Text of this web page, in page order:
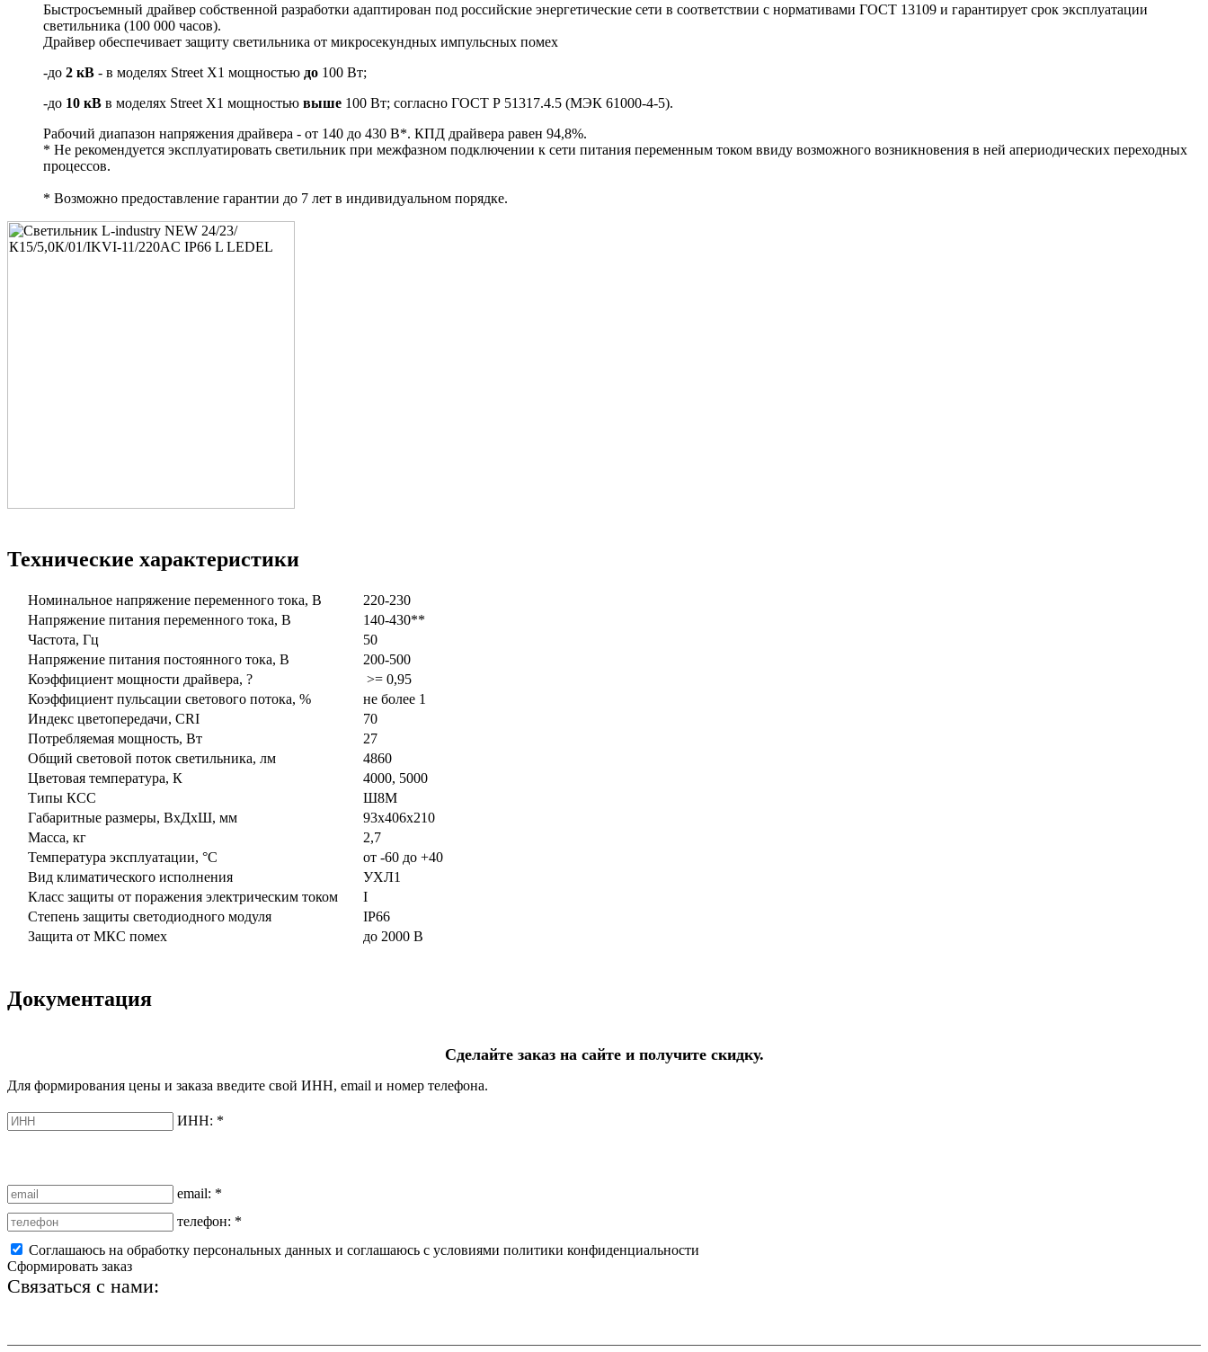
Быстросъемный драйвер собственной разработки адаптирован под российские энергетические сети в соответствии с нормативами ГОСТ 13109 и гарантирует срок эксплуатации
светильника (100 000 часов).
Драйвер обеспечивает защиту светильника от микросекундных импульсных помех
-до 2 кВ - в моделях Street X1 мощностью до 100 Вт;
-до 10 кВ в моделях Street X1 мощностью выше 100 Вт; согласно ГОСТ Р 51317.4.5 (МЭК 61000-4-5).
Рабочий диапазон напряжения драйвера - от 140 до 430 В*. КПД драйвера равен 94,8%.
* Не рекомендуется эксплуатировать светильник при межфазном подключении к сети питания переменным током ввиду возможного возникновения в ней апериодических переходных
процессов.
* Возможно предоставление гарантии до 7 лет в индивидуальном порядке.
Технические характеристики
Номинальное напряжение переменного тока, В
220-230
Напряжение питания переменного тока, В
140-430**
Частота, Гц
50
Напряжение питания постоянного тока, В
200-500
Коэффициент мощности драйвера, ?
>= 0,95
Коэффициент пульсации светового потока, %
не более 1
Индекс цветопередачи, CRI
70
Потребляемая мощность, Вт
27
Общий световой поток светильника, лм
4860
Цветовая температура, К
4000, 5000
Типы КСС
Ш8М
Габаритные размеры, ВxДxШ, мм
93x406x210
Масса, кг
2,7
Температура эксплуатации, °С
от -60 до +40
Вид климатического исполнения
УХЛ1
Класс защиты от поражения электрическим током
I
Степень защиты светодиодного модуля
IP66
Защита от МКС помех
до 2000 В
Документация
Сделайте заказ на сайте и получите скидку.
Для формирования цены и заказа введите свой ИНН, email и номер телефона.
ИНН: *
email: *
телефон: *
Соглашаюсь на обработку персональных данных и соглашаюсь с условиями политики конфиденциальности
Сформировать заказ
Связаться с нами: